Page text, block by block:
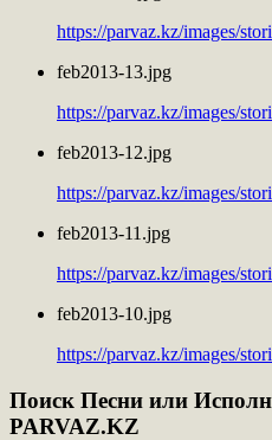
https://parvaz.kz/images/
feb2013-13.jpg
https://parvaz.kz/images/
feb2013-12.jpg
https://parvaz.kz/images/
feb2013-11.jpg
https://parvaz.kz/images/
feb2013-10.jpg
https://parvaz.kz/images/
Поиск Песни или
PARVAZ.KZ